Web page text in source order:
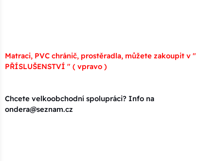
Matraci, PVC chránič, prostěradla, můžete zakoupit v "
PŘÍSLUŠENSTVÍ " ( vpravo )
Chcete velkoobchodní spolupráci? Info na
ondera@seznam.cz